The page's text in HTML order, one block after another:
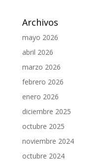
Archivos
mayo 2026
abril 2026
marzo 2026
febrero 2026
enero 2026
diciembre 2025
octubre 2025
noviembre 2024
octubre 2024